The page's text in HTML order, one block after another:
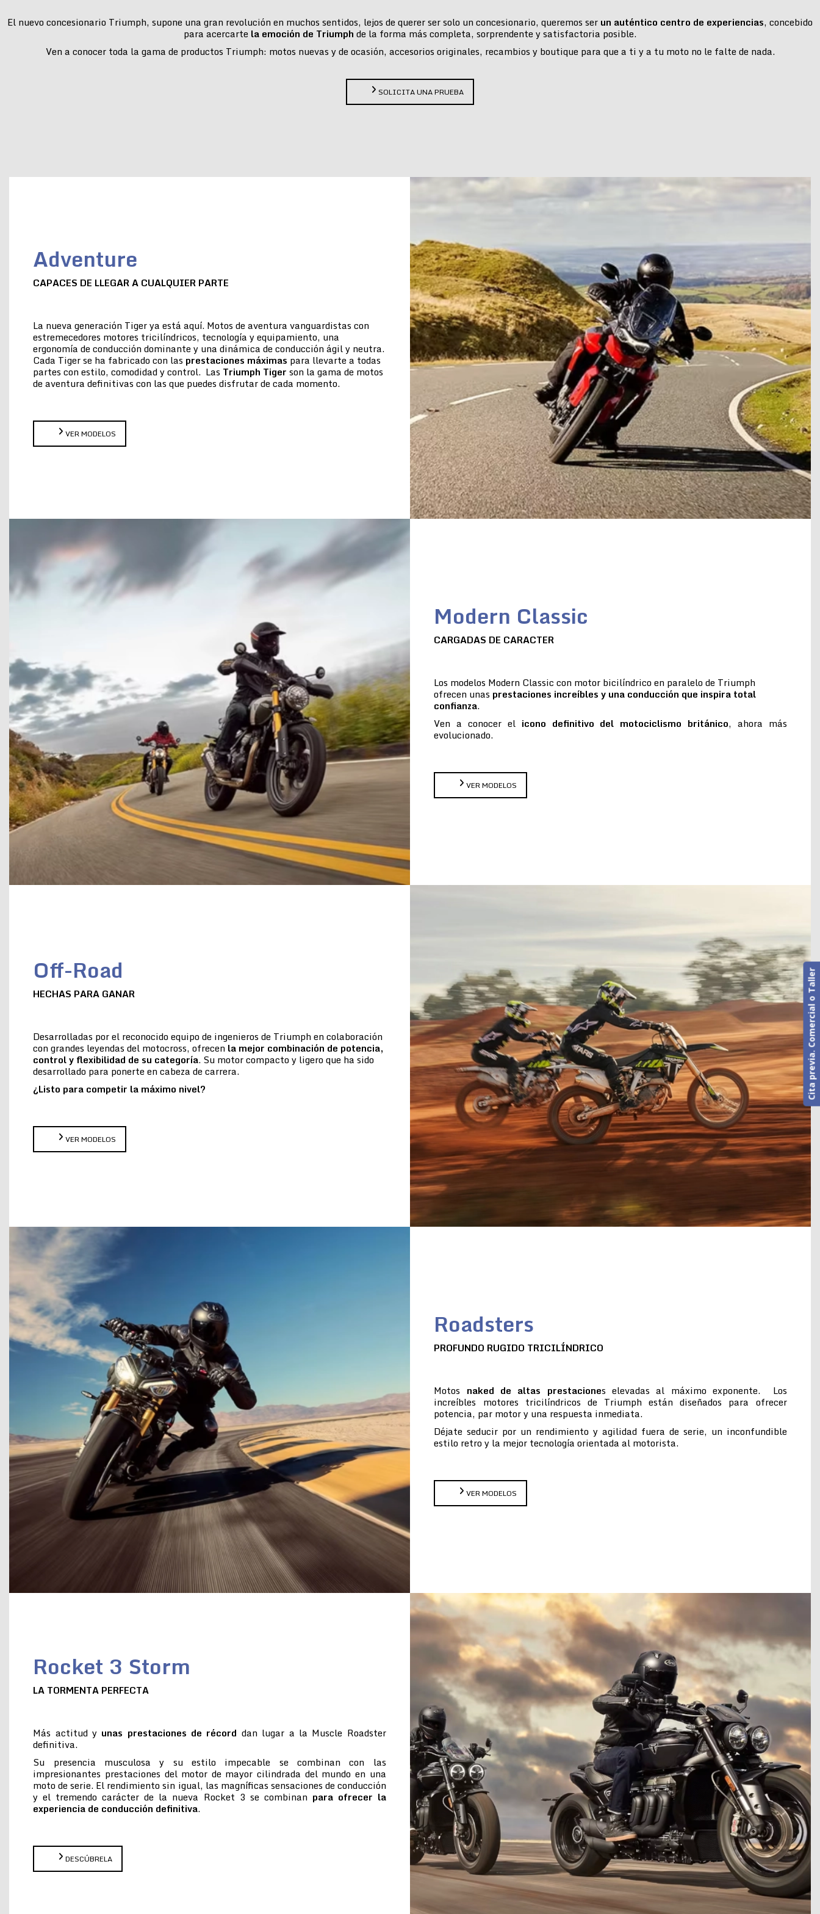
El nuevo concesionario Triumph, supone una gran revolución en muchos sentidos, lejos de querer ser solo un concesionario, queremos ser un auténtico centro de experiencias, concebido
para acercarte la emoción de Triumph de la forma más completa, sorprendente y satisfactoria posible.
Ven a conocer toda la gama de productos Triumph: motos nuevas y de ocasión, accesorios originales, recambios y boutique para que a ti y a tu moto no le falte de nada.
SOLICITA UNA PRUEBA
Adventure
CAPACES DE LLEGAR A CUALQUIER PARTE
La nueva generación Tiger ya está aquí. Motos de aventura vanguardistas con
estremecedores motores tricilíndricos, tecnología y equipamiento, una
ergonomía de conducción dominante y una dinámica de conducción ágil y neutra.
Cada Tiger se ha fabricado con las prestaciones máximas para llevarte a todas
partes con estilo, comodidad y control. Las Triumph Tiger son la gama de motos
de aventura definitivas con las que puedes disfrutar de cada momento.
VER MODELOS
Modern Classic
CARGADAS DE CARACTER
Los modelos Modern Classic con motor bicilíndrico en paralelo de Triumph
ofrecen unas prestaciones increíbles y una conducción que inspira total
confianza.
Ven a conocer el icono definitivo del motociclismo británico, ahora más
evolucionado.
VER MODELOS
Off-Road
HECHAS PARA GANAR
Desarrolladas por el reconocido equipo de ingenieros de Triumph en colaboración
con grandes leyendas del motocross, ofrecen la mejor combinación de potencia,
control y flexibilidad de su categoría. Su motor compacto y ligero que ha sido
desarrollado para ponerte en cabeza de carrera.
¿Listo para competir la máximo nivel?
VER MODELOS
Roadsters
PROFUNDO RUGIDO TRICILÍNDRICO
Motos naked de altas prestaciones elevadas al máximo exponente. Los
increíbles motores tricilíndricos de Triumph están diseñados para ofrecer
potencia, par motor y una respuesta inmediata.
Déjate seducir por un rendimiento y agilidad fuera de serie, un inconfundible
estilo retro y la mejor tecnología orientada al motorista.
VER MODELOS
Rocket 3 Storm
LA TORMENTA PERFECTA
Más actitud y unas prestaciones de récord dan lugar a la Muscle Roadster
definitiva.
Su presencia musculosa y su estilo impecable se combinan con las
impresionantes prestaciones del motor de mayor cilindrada del mundo en una
moto de serie. El rendimiento sin igual, las magníficas sensaciones de conducción
y el tremendo carácter de la nueva Rocket 3 se combinan para ofrecer la
experiencia de conducción definitiva.
DESCÚBRELA
Cita previa. Comercial o Taller